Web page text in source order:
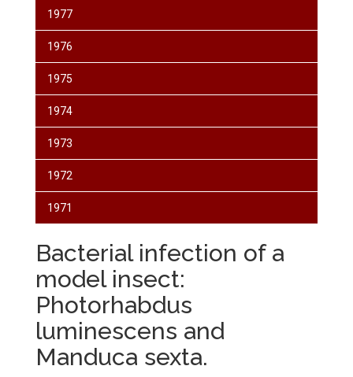
1977
1976
1975
1974
1973
1972
1971
Bacterial infection of a
model insect:
Photorhabdus
luminescens and
Manduca sexta.